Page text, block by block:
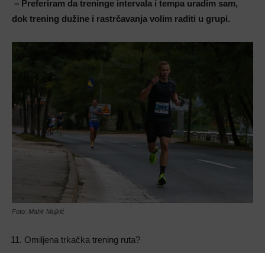
– Preferiram da treninge intervala i tempa uradim sam,
dok trening dužine i rastrčavanja volim raditi u grupi.
Foto: Mahir Mujkić
Omiljena trkačka trening ruta?